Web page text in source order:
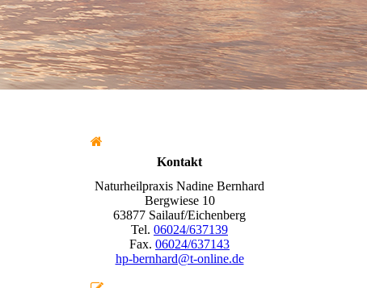
Kontakt
Naturheilpraxis Nadine Bernhard
Bergwiese 10
63877 Sailauf/Eichenberg
Tel. 06024/637139
Fax. 06024/637143
hp-bernhard@t-online.de